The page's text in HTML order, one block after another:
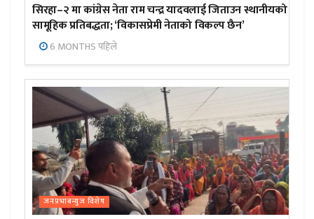
सिरहा–२ मा कांग्रेस नेता राम चन्द्र यादवलाई जिताउन स्थानीयको
सामूहिक प्रतिबद्धता; ‘विकासप्रेमी नेताको विकल्प छैन’
6 MONTHS पहिले
जनप्रभाबन्युज विशेष